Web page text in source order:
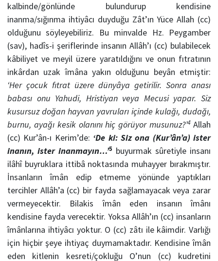
kalbinde/gönlünde bulundurup kendisine
inanma/sığınma ihtiyâcı duyduğu Zât’ın Yüce Allah (cc)
olduğunu söyleyebiliriz. Bu minvalde Hz. Peygamber
(sav), hadîs-i şeriflerinde insanın Allâh’ı (cc) bulabilecek
kâbiliyet ve meyil üzere yaratıldığını ve onun fıtratının
inkârdan uzak îmâna yakın olduğunu beyân etmiştir:
‘Her çocuk fıtrat üzere dünyâya getirilir. Sonra anası
babası onu Yahudi, Hristiyan veya Mecusi yapar. Siz
kusursuz doğan hayvan yavruları içinde kulağı, dudağı,
burnu, ayağı kesik olanını hiç görüyor musunuz?’4Allah
(cc) Kur’ân-ı Kerim’de: ‘De ki: Siz ona (Kur’ân’a) ister
inanın, ister inanmayın…’5 buyurmak sûretiyle insanı
ilâhî buyruklara ittibâ noktasında muhayyer bırakmıştır.
İnsanların îmân edip etmeme yönünde yaptıkları
tercihler Allâh’a (cc) bir fayda sağlamayacak veya zarar
vermeyecektir. Bilakis îmân eden insanın îmânı
kendisine fayda verecektir. Yoksa Allâh’ın (cc) insanların
îmânlarına ihtiyâcı yoktur. O (cc) zâtı ile kâimdir. Varlığı
için hiçbir şeye ihtiyaç duymamaktadır. Kendisine îmân
eden kitlenin kesreti/çokluğu O’nun (cc) kudretini